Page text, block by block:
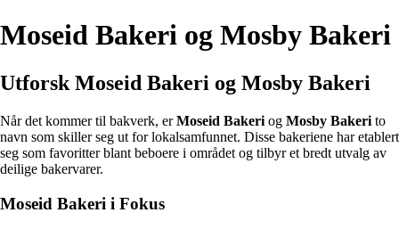
Moseid Bakeri og Mosby Bakeri
Utforsk Moseid Bakeri og Mosby Bakeri
Når det kommer til bakverk, erMoseid Bakeri og Mosby Bakeri to
navn som skiller seg ut for lokalsamfunnet. Disse bakeriene har etablert
seg som favoritter blant beboere i området og tilbyr et bredt utvalg av
deilige bakervarer.
Moseid Bakeri i Fokus